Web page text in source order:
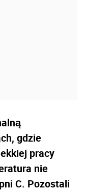
gdzie
pracy
nie
C. Pozostali